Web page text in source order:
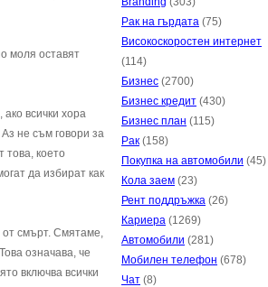
моля оставят
всички хора
не съм говори за
това, което
да избират как
от смърт. Смятаме,
означава, че
включва всички
Рак на гърдата (75)
Високоскоростен интернет
(114)
Бизнес (2700)
Бизнес кредит (430)
Бизнес план (115)
Рак (158)
Покупка на автомобили (45)
Кола заем (23)
Рент поддръжка (26)
Кариера (1269)
Автомобили (281)
Мобилен телефон (678)
Чат (8)